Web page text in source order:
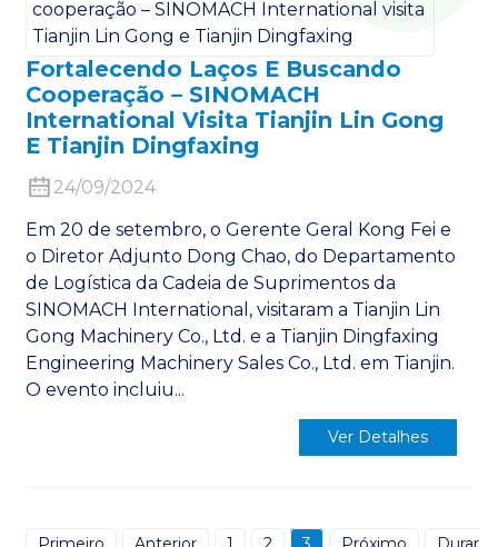
Fortalecendo Laços E Buscando
Cooperação – SINOMACH
International Visita Tianjin Lin Gong
E Tianjin Dingfaxing
24/09/2024
Em 20 de setembro, o Gerente Geral Kong Fei e
o Diretor Adjunto Dong Chao, do Departamento
de Logística da Cadeia de Suprimentos da
SINOMACH International, visitaram a Tianjin Lin
Gong Machinery Co., Ltd. e a Tianjin Dingfaxing
Engineering Machinery Sales Co., Ltd. em Tianjin.
O evento incluiu...
Ver Detalhes